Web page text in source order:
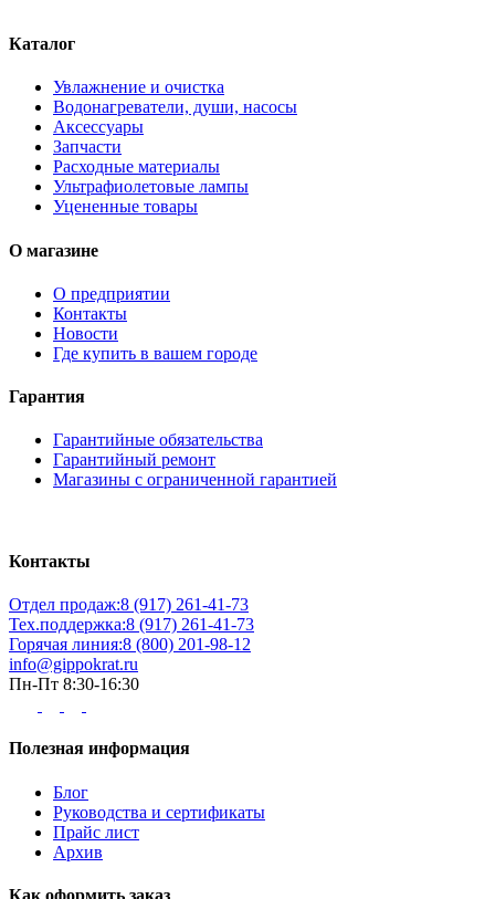
Каталог
Увлажнение и очистка
Водонагреватели, души, насосы
Аксессуары
Запчасти
Расходные материалы
Ультрафиолетовые лампы
Уцененные товары
О магазине
О предприятии
Контакты
Новости
Где купить в вашем городе
Гарантия
Гарантийные обязательства
Гарантийный ремонт
Магазины с ограниченной гарантией
Контакты
Отдел продаж:8 (917) 261-41-73
Тех.поддержка:8 (917) 261-41-73
Горячая линия:8 (800) 201-98-12
info@gippokrat.ru
Пн-Пт 8:30-16:30
Полезная информация
Блог
Руководства и сертификаты
Прайс лист
Архив
Как оформить заказ